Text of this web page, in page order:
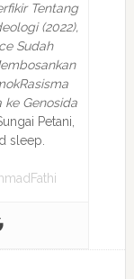
Tentang
(2022),
Sudah
ke Genosida
Petani,
sleep.